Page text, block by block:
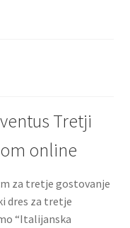
Tretji
online
za tretje gostovanje
dres za tretje
“Italijanska